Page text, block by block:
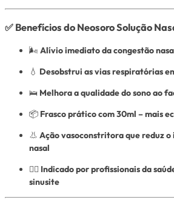
✅ Benefícios do Neosoro Solução
🌬 Alívio imediato da congestão
💧 Desobstrui as vias respiratórias
🛌 Melhora a qualidade do sono ao
📦 Frasco prático com 30ml – mais
👃 Ação vasoconstritora que reduz o
nasal
👨‍⚕️ Indicado por profissionais da
sinusite